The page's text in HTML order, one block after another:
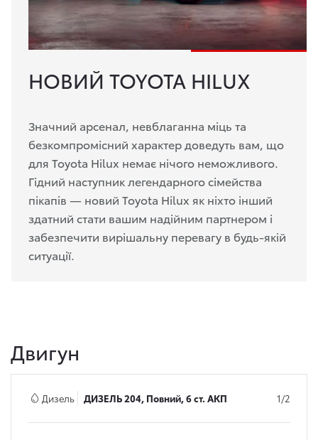
НОВИЙ TOYOTA HILUX
Значний арсенал, невблаганна міць та
безкомпромісний характер доведуть вам, що
для Toyota Hilux немає нічого неможливого.
Гідний наступник легендарного сімейства
пікапів — новий Toyota Hilux як ніхто інший
здатний стати вашим надійним партнером і
забезпечити вирішальну перевагу в будь-якій
ситуації.
Двигун
Дизель ДИЗЕЛЬ 204, Повний, 6 ст. АКП 1/2